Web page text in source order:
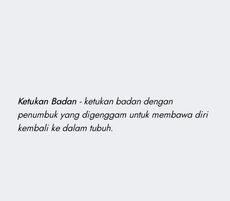
Ketukan Badan - ketukan badan dengan
penumbuk yang digenggam untuk membawa diri
kembali ke dalam tubuh.